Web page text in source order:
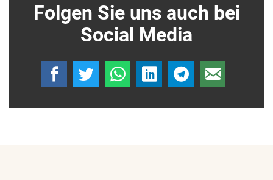
Folgen Sie uns auch bei
Social Media